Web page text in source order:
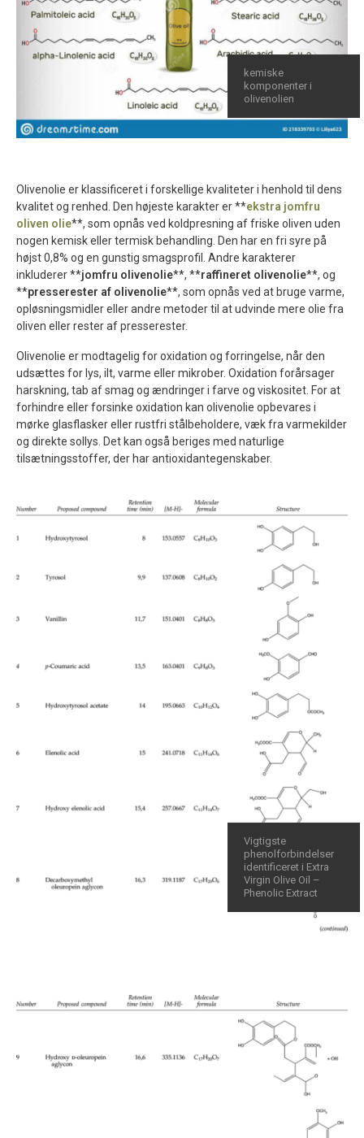
kemiske
komponenter i
olivenolien
Olivenolie er klassificeret i forskellige kvaliteter i henhold til dens
kvalitet og renhed. Den højeste karakter er **ekstra jomfru
oliven olie**, som opnås ved koldpresning af friske oliven uden
nogen kemisk eller termisk behandling. Den har en fri syre på
højst 0,8% og en gunstig smagsprofil. Andre karakterer
inkluderer **jomfru olivenolie**, **raffineret olivenolie**, og
**presserester af olivenolie**, som opnås ved at bruge varme,
opløsningsmidler eller andre metoder til at udvinde mere olie fra
oliven eller rester af presserester.
Olivenolie er modtagelig for oxidation og forringelse, når den
udsættes for lys, ilt, varme eller mikrober. Oxidation forårsager
harskning, tab af smag og ændringer i farve og viskositet. For at
forhindre eller forsinke oxidation kan olivenolie opbevares i
mørke glasflasker eller rustfri stålbeholdere, væk fra varmekilder
og direkte sollys. Det kan også beriges med naturlige
tilsætningsstoffer, der har antioxidantegenskaber.
Vigtigste
phenolforbindelser
identificeret i Extra
Virgin Olive Oil –
Phenolic Extract